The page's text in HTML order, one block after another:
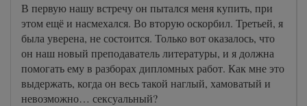
В первую нашу встречу он пытался меня купить, при
этом ещё и насмехался. Во вторую оскорбил. Третьей, я
была уверена, не состоится. Только вот оказалось, что
он наш новый преподаватель литературы, и я должна
помогать ему в разборах дипломных работ. Как мне это
выдержать, когда он весь такой наглый, хамоватый и
невозможно… сексуальный?